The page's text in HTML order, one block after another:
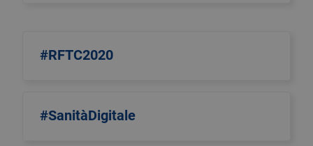
#RFTC2020
#SanitàDigitale